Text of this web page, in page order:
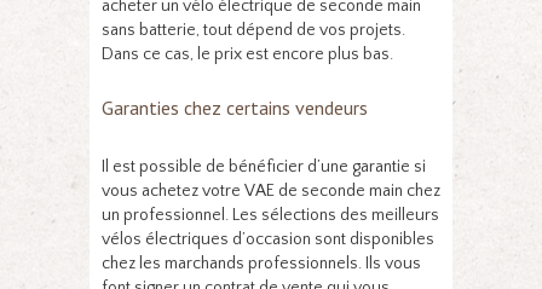
acheter un vélo électrique de seconde main
sans batterie, tout dépend de vos projets.
Dans ce cas, le prix est encore plus bas.
Garanties chez certains vendeurs
Il est possible de bénéficier d’une garantie si
vous achetez votre VAE de seconde main chez
un professionnel. Les sélections des meilleurs
vélos électriques d’occasion sont disponibles
chez les marchands professionnels. Ils vous